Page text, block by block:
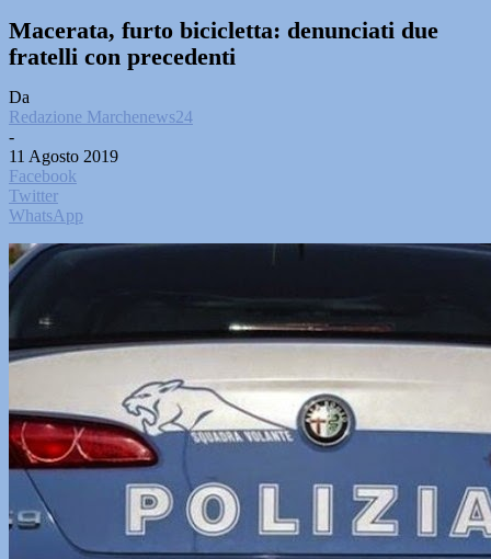
Macerata, furto bicicletta: denunciati due
fratelli con precedenti
Da
Redazione Marchenews24
-
11 Agosto 2019
Facebook
Twitter
WhatsApp